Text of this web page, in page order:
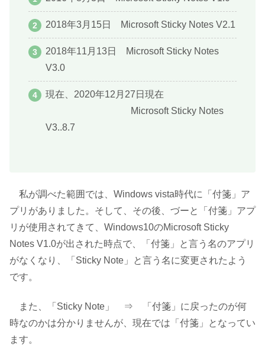
2018年3月15日 Microsoft Sticky Notes V2.1
2018年11月13日 Microsoft Sticky Notes
V3.0
現在、2020年12月27日現在
Microsoft Sticky Notes
V3..8.7
私が調べた範囲では、Windows vista時代に「付箋」ア
プリがありました。そして、その後、づーと「付箋」アプ
リが使用されてきて、Windows10のMicrosoft Sticky
Notes V1.0が出された時点で、「付箋」と言う名のアプリ
がなくなり、「Sticky Note」と言う名に変更されたよう
です。
また、「Sticky Note」 ⇒ 「付箋」に戻ったのが何
時なのかは分かりませんが、現在では「付箋」となってい
ます。